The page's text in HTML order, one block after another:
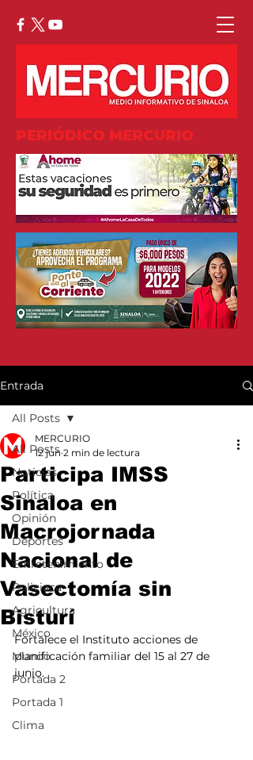
PERIÓDICO MERCURIO
Entrada
All Posts
Noticias
Política
Opinión
Deportes
Entretenimiento
Policiaca
Agricultura
México
Mundo
Portada 2
Portada 1
Clima
All Posts
Participa IMSS
Sinaloa en
Macrojornada
Nacional de
Vasectomía sin
Bisturí
MERCURIO
12 jun 2 min de lectura
Fortalece el Instituto acciones de
planificación familiar del 15 al 27 de
junio.